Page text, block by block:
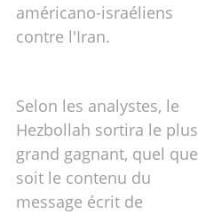
américano-israéliens
contre l'Iran.
Selon les analystes, le
Hezbollah sortira le plus
grand gagnant, quel que
soit le contenu du
message écrit de